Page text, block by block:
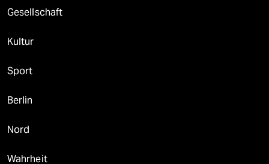
Gesellschaft
Kultur
Sport
Berlin
Nord
Wahrheit